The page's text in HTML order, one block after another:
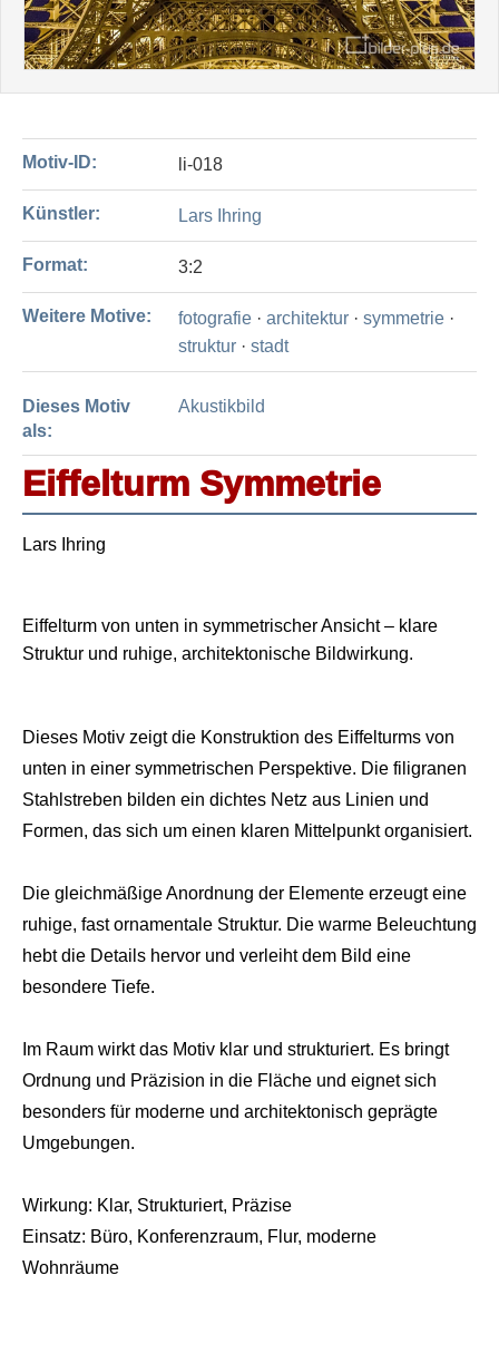
Motiv-ID: li-018
Künstler: Lars Ihring
Format: 3:2
Weitere Motive: fotografie · architektur · symmetrie ·
struktur · stadt
Dieses Motiv
als:
Akustikbild
Eiffelturm Symmetrie
Lars Ihring
Eiffelturm von unten in symmetrischer Ansicht – klare
Struktur und ruhige, architektonische Bildwirkung.
Dieses Motiv zeigt die Konstruktion des Eiffelturms von
unten in einer symmetrischen Perspektive. Die filigranen
Stahlstreben bilden ein dichtes Netz aus Linien und
Formen, das sich um einen klaren Mittelpunkt organisiert.
Die gleichmäßige Anordnung der Elemente erzeugt eine
ruhige, fast ornamentale Struktur. Die warme Beleuchtung
hebt die Details hervor und verleiht dem Bild eine
besondere Tiefe.
Im Raum wirkt das Motiv klar und strukturiert. Es bringt
Ordnung und Präzision in die Fläche und eignet sich
besonders für moderne und architektonisch geprägte
Umgebungen.
Wirkung: Klar, Strukturiert, Präzise
Einsatz: Büro, Konferenzraum, Flur, moderne
Wohnräume